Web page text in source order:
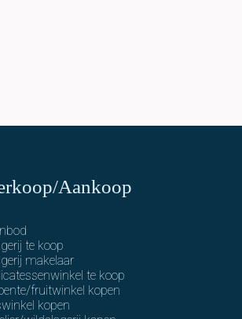
Aankoop
te koop
makelaar
te koop
fruitwinkel kopen
kopen